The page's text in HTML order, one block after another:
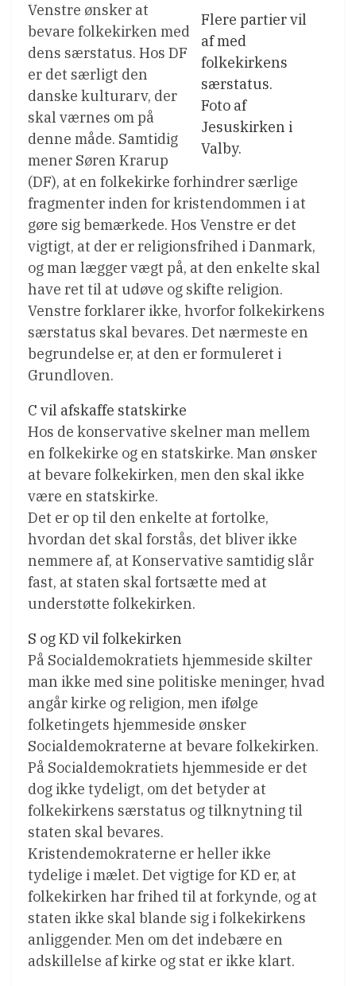
Flere partier vil
af med
folkekirkens
særstatus.
Foto af
Jesuskirken i
Valby.
Venstre ønsker at
bevare folkekirken med
dens særstatus. Hos DF
er det særligt den
danske kulturarv, der
skal værnes om på
denne måde. Samtidig
mener Søren Krarup
(DF), at en folkekirke forhindrer særlige
fragmenter inden for kristendommen i at
gøre sig bemærkede. Hos Venstre er det
vigtigt, at der er religionsfrihed i Danmark,
og man lægger vægt på, at den enkelte skal
have ret til at udøve og skifte religion.
Venstre forklarer ikke, hvorfor folkekirkens
særstatus skal bevares. Det nærmeste en
begrundelse er, at den er formuleret i
Grundloven.
C vil afskaffe statskirke
Hos de konservative skelner man mellem
en folkekirke og en statskirke. Man ønsker
at bevare folkekirken, men den skal ikke
være en statskirke.
Det er op til den enkelte at fortolke,
hvordan det skal forstås, det bliver ikke
nemmere af, at Konservative samtidig slår
fast, at staten skal fortsætte med at
understøtte folkekirken.
S og KD vil folkekirken
På Socialdemokratiets hjemmeside skilter
man ikke med sine politiske meninger, hvad
angår kirke og religion, men ifølge
folketingets hjemmeside ønsker
Socialdemokraterne at bevare folkekirken.
På Socialdemokratiets hjemmeside er det
dog ikke tydeligt, om det betyder at
folkekirkens særstatus og tilknytning til
staten skal bevares.
Kristendemokraterne er heller ikke
tydelige i mælet. Det vigtige for KD er, at
folkekirken har frihed til at forkynde, og at
staten ikke skal blande sig i folkekirkens
anliggender. Men om det indebære en
adskillelse af kirke og stat er ikke klart.